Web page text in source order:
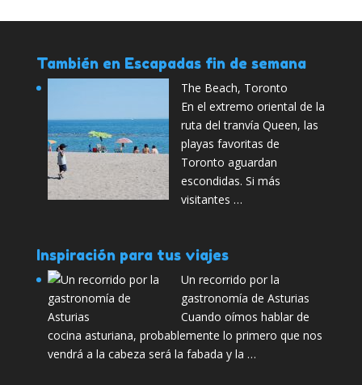
También en Escapadas fin de semana
The Beach, Toronto
En el extremo oriental de la
ruta del tranvía Queen, las
playas favoritas de
Toronto aguardan
escondidas. Si más
visitantes …
Inspiración para tus viajes
Un recorrido por la
gastronomía de Asturias
Cuando oímos hablar de
cocina asturiana, probablemente lo primero que nos
vendrá a la cabeza será la fabada y la …